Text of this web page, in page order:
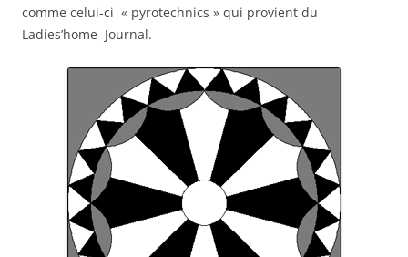
comme celui-ci « pyrotechnics » qui provient du
Ladies’home Journal.